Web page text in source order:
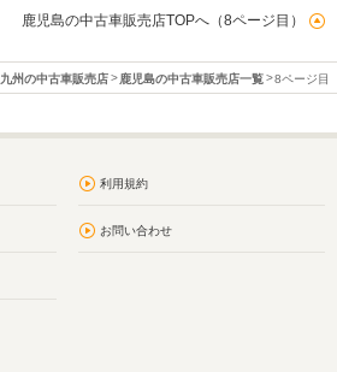
鹿児島の中古車販売店TOPへ（8ページ目）
九州の中古車販売店 鹿児島の中古車販売店一覧 8ページ目
利用規約
お問い合わせ